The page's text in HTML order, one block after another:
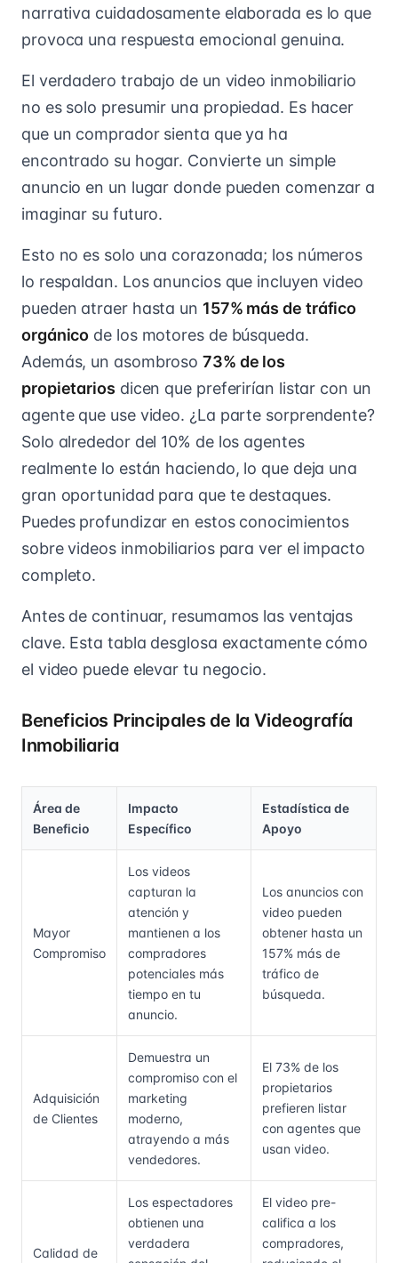
narrativa cuidadosamente elaborada es lo que
provoca una respuesta emocional genuina.
El verdadero trabajo de un video inmobiliario
no es solo presumir una propiedad. Es hacer
que un comprador sienta que ya ha
encontrado su hogar. Convierte un simple
anuncio en un lugar donde pueden comenzar a
imaginar su futuro.
Esto no es solo una corazonada; los números
lo respaldan. Los anuncios que incluyen video
pueden atraer hasta un 157% más de tráfico
orgánico de los motores de búsqueda.
Además, un asombroso73% de los
propietarios dicen que preferirían listar con un
agente que use video. ¿La parte sorprendente?
Solo alrededor del 10% de los agentes
realmente lo están haciendo, lo que deja una
gran oportunidad para que te destaques.
Puedes profundizar en estos conocimientos
sobre videos inmobiliarios para ver el impacto
completo.
Antes de continuar, resumamos las ventajas
clave. Esta tabla desglosa exactamente cómo
el video puede elevar tu negocio.
Beneficios Principales de la Videografía
Inmobiliaria
Área de
Beneficio
Impacto
Específico
Estadística de
Apoyo
Mayor
Compromiso
Los videos
capturan la
atención y
mantienen a los
compradores
potenciales más
tiempo en tu
anuncio.
Los anuncios con
video pueden
obtener hasta un
157% más de
tráfico de
búsqueda.
Adquisición
de Clientes
Demuestra un
compromiso con el
marketing
moderno,
atrayendo a más
vendedores.
El 73% de los
propietarios
prefieren listar
con agentes que
usan video.
Calidad de
Los espectadores
obtienen una
verdadera
El video pre-
califica a los
compradores,